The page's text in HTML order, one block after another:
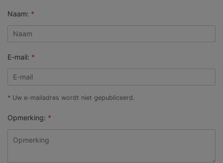
Naam: *
E-mail: *
* Uw e-mailadres wordt niet gepubliceerd.
Opmerking: *